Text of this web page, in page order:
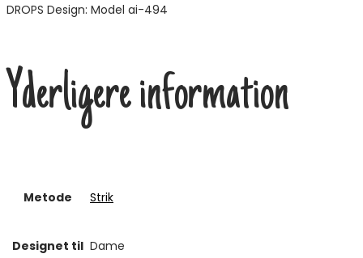
DROPS Design: Model ai-494
Yderligere information
Metode Strik
Designet til Dame